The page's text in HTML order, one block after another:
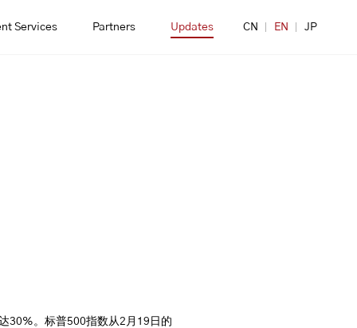
Services Partners Updates CN EN JP
30%。标普500指数从2月19日的